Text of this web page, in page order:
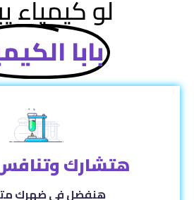
لو كيمياء
بابا
هتشارك
هنفضل في ضهرك